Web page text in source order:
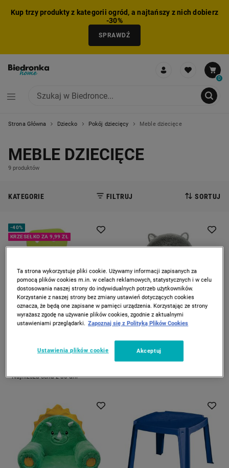
Kup trzy produkty z kategorii ogród, a najtańszy z nich dobierz
-30%
SPRAWDŹ
0
Strona Główna Dziecko Pokój dziecięcy Meble dziecięce
MEBLE DZIECIĘCE
9 produktów
KATEGORIE FILTRUJ SORTUJ
-40%
KRZESEŁKO ZA 9,99 ZŁ
ZOSTAŁO 19 szt.
Home Selection, zielone
Najniższa cena z 30 dni
Fotelik dziecięcy Smukee
Kids, kotek
14900
Ta strona wykorzystuje pliki cookie. Używamy informacji zapisanych za
pomocą plików cookies m.in. w celach reklamowych, statystycznych i w celu
dostosowania naszej strony do indywidualnych potrzeb użytkowników.
Korzystanie z naszej strony bez zmiany ustawień dotyczących cookies
oznacza, że będą one zapisane w pamięci urządzenia. Korzystając ze strony
wyrażasz zgodę na używanie plików cookies, zgodnie z aktualnymi
ustawieniami przeglądarki. Zapoznaj się z Polityką Plików Cookies
Ustawienia plików cookie Akceptuj